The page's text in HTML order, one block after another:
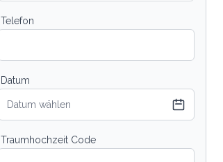
Telefon
Datum
Datum wählen
Traumhochzeit Code